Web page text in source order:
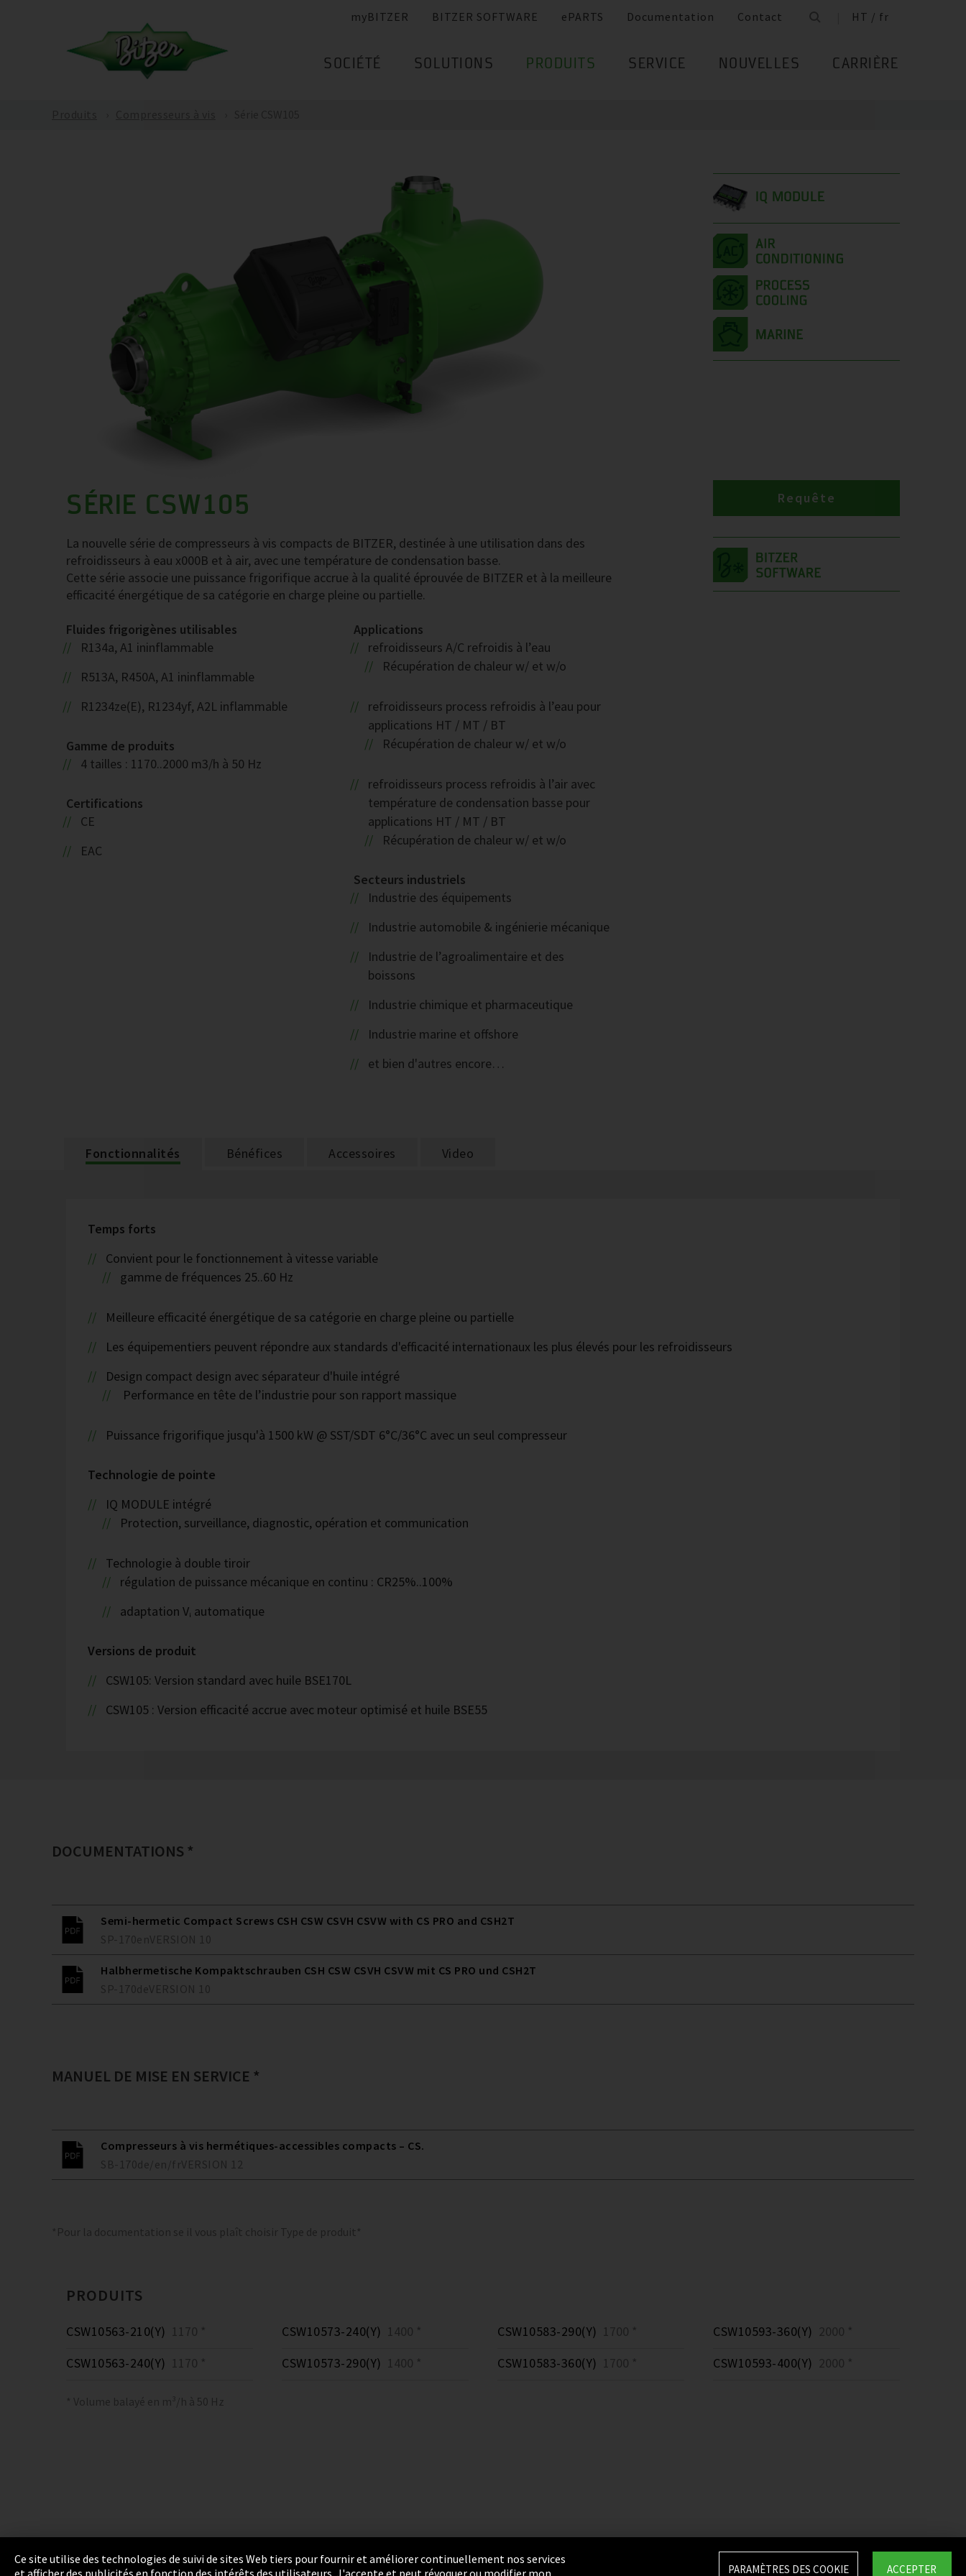
myBITZER BITZER SOFTWARE ePARTS Documentation Contact HT / fr
SOCIÉTÉ SOLUTIONS PRODUITS SERVICE NOUVELLES CARRIÈRE
IQ MODULE
SÉRIE CSW105
La nouvelle série de compresseurs à vis compacts de BITZER, destinée à une utilisation dans des
refroidisseurs à eau x000B et à air, avec une température de condensation basse.
Cette série associe une puissance frigorifique accrue à la qualité éprouvée de BITZER et à la meilleure
efficacité énergétique de sa catégorie en charge pleine ou partielle.
Fluides frigorigènes utilisables
R134a, A1 ininflammable
R513A, R450A, A1 ininflammable
R1234ze(E), R1234yf, A2L inflammable
Gamme de produits
4 tailles : 1170..2000 m3/h à 50 Hz
Certifications
CE
EAC
Applications
refroidisseurs A/C refroidis à l’eau
Récupération de chaleur w/ et w/o
refroidisseurs process refroidis à l’eau pour
applications HT / MT / BT
Récupération de chaleur w/ et w/o
refroidisseurs process refroidis à l’air avec
température de condensation basse pour
applications HT / MT / BT
Récupération de chaleur w/ et w/o
Secteurs industriels
Industrie des équipements
Industrie automobile & ingénierie mécanique
Industrie de l’agroalimentaire et des
boissons
Industrie chimique et pharmaceutique
Industrie marine et offshore
et bien d'autres encore…
Requête
Fonctionnalités Bénéfices Accessoires Video
Temps forts
Convient pour le fonctionnement à vitesse variable
gamme de fréquences 25..60 Hz
Meilleure efficacité énergétique de sa catégorie en charge pleine ou partielle
Les équipementiers peuvent répondre aux standards d'efficacité internationaux les plus élevés pour les refroidisseurs
Design compact design avec séparateur d'huile intégré
Performance en tête de l’industrie pour son rapport massique
Puissance frigorifique jusqu'à 1500 kW @ SST/SDT 6°C/36°C avec un seul compresseur
Technologie de pointe
IQ MODULE intégré
Protection, surveillance, diagnostic, opération et communication
Technologie à double tiroir
régulation de puissance mécanique en continu : CR25%..100%
adaptation Vᵢ automatique
Versions de produit
CSW105: Version standard avec huile BSE170L
CSW105 : Version efficacité accrue avec moteur optimisé et huile BSE55
DOCUMENTATIONS *
Semi-hermetic Compact Screws CSH CSW CSVH CSVW with CS PRO and CSH2T
SP-170enVERSION 10
Halbhermetische Kompaktschrauben CSH CSW CSVH CSVW mit CS PRO und CSH2T
SP-170deVERSION 10
MANUEL DE MISE EN SERVICE *
Compresseurs à vis hermétiques-accessibles compacts – CS.
SB-170de/en/fr VERSION 12
*Pour la documentation se il vous plaît choisir Type de produit*
PRODUITS
CSW10563-210(Y) 1170 *
CSW10563-240(Y) 1170 *
CSW10573-240(Y) 1400 *
CSW10573-290(Y) 1400 *
CSW10583-290(Y) 1700 *
CSW10583-360(Y) 1700 *
CSW10593-360(Y) 2000 *
CSW10593-400(Y) 2000 *
* Volume balayé en m³/h à 50 Hz
Ce site utilise des technologies de suivi de sites Web tiers pour fournir et améliorer continuellement nos services
et afficher des publicités en fonction des intérêts des utilisateurs. J'accepte et peut révoquer ou modifier mon
ACCEPTER
PARAMÈTRES DES COOKIE